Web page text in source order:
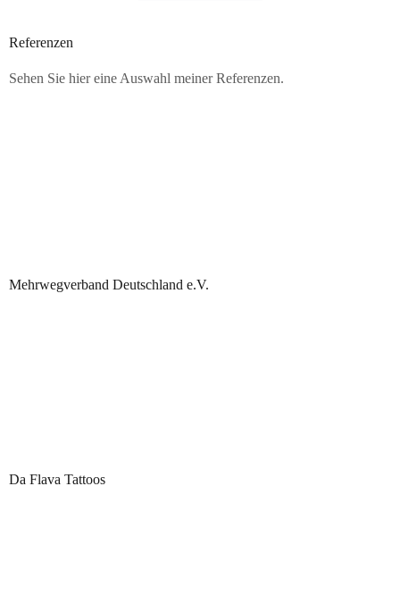
Referenzen
Sehen Sie hier eine Auswahl meiner Referenzen.
Mehrwegverband Deutschland e.V.
Da Flava Tattoos